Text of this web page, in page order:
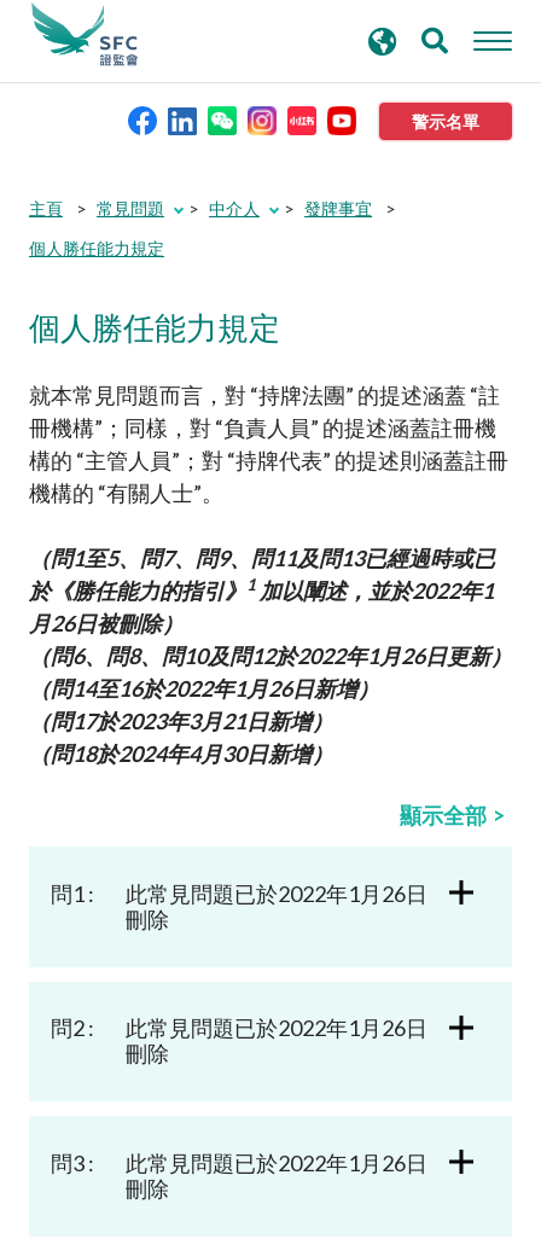
警示名單
本會簡介
規則及標準
資料庫
新聞稿及公布
加入本會
尋
主頁 常見問題 中介人
發牌事宜
個人勝任能力規定
個人勝任能力規定
就本常見問題而言 ，對 “持牌法團” 的提述涵蓋 “註
冊機構”；同樣，對 “負責人員” 的提述涵蓋註冊機
構的 “主管人員”；對 “持牌代表” 的提述則涵蓋註冊
機構的 “有關人士”。
（問1至5、問7、問9、問11及問13已經過時或已
於《勝任能力的指引》 1 加以闡述，並於2022年1
月26日被刪除）
（問6、問8、問10及問12於2022年1月26日更新）
（問14至16於2022年1月26日新增）
（問17於2023年3月21日新增）
（問18於2024年4月30日新增）
顯示全部
問1 :
此常見問題已於2022年1月26日
刪除
問2 :
此常見問題已於2022年1月26日
刪除
問3 :
此常見問題已於2022年1月26日
刪除